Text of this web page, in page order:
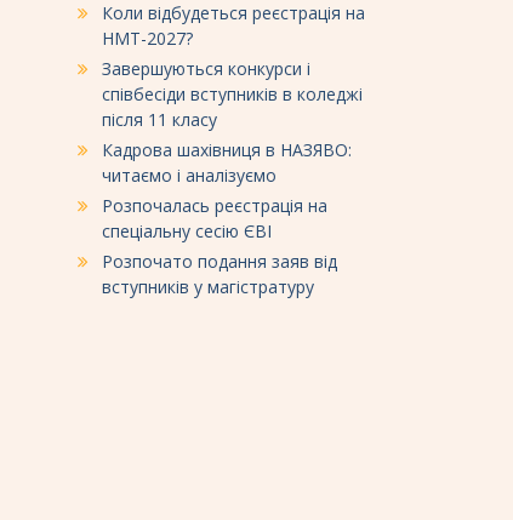
Коли відбудеться реєстрація на
НМТ-2027?
Завершуються конкурси і
співбесіди вступників в коледжі
після 11 класу
Кадрова шахівниця в НАЗЯВО:
читаємо і аналізуємо
Розпочалась реєстрація на
спеціальну сесію ЄВІ
Розпочато подання заяв від
вступників у магістратуру